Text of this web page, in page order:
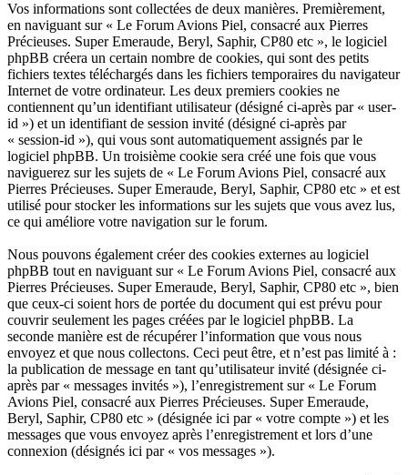
Vos informations sont collectées de deux manières. Premièrement,
en naviguant sur « Le Forum Avions Piel, consacré aux Pierres
Précieuses. Super Emeraude, Beryl, Saphir, CP80 etc », le logiciel
phpBB créera un certain nombre de cookies, qui sont des petits
fichiers textes téléchargés dans les fichiers temporaires du navigateur
Internet de votre ordinateur. Les deux premiers cookies ne
contiennent qu’un identifiant utilisateur (désigné ci-après par « user-
id ») et un identifiant de session invité (désigné ci-après par
« session-id »), qui vous sont automatiquement assignés par le
logiciel phpBB. Un troisième cookie sera créé une fois que vous
naviguerez sur les sujets de « Le Forum Avions Piel, consacré aux
Pierres Précieuses. Super Emeraude, Beryl, Saphir, CP80 etc » et est
utilisé pour stocker les informations sur les sujets que vous avez lus,
ce qui améliore votre navigation sur le forum.
Nous pouvons également créer des cookies externes au logiciel
phpBB tout en naviguant sur « Le Forum Avions Piel, consacré aux
Pierres Précieuses. Super Emeraude, Beryl, Saphir, CP80 etc », bien
que ceux-ci soient hors de portée du document qui est prévu pour
couvrir seulement les pages créées par le logiciel phpBB. La
seconde manière est de récupérer l’information que vous nous
envoyez et que nous collectons. Ceci peut être, et n’est pas limité à :
la publication de message en tant qu’utilisateur invité (désignée ci-
après par « messages invités »), l’enregistrement sur « Le Forum
Avions Piel, consacré aux Pierres Précieuses. Super Emeraude,
Beryl, Saphir, CP80 etc » (désignée ici par « votre compte ») et les
messages que vous envoyez après l’enregistrement et lors d’une
connexion (désignés ici par « vos messages »).